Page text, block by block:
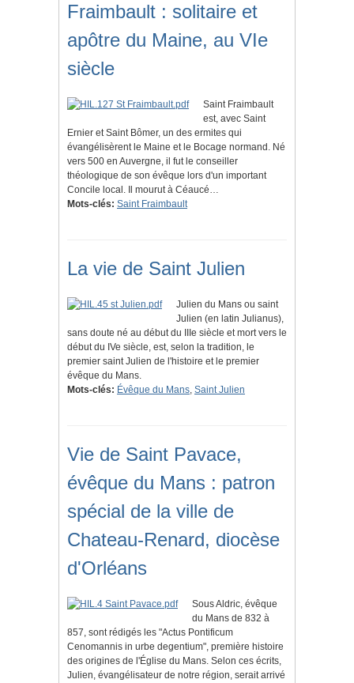
Fraimbault : solitaire et
apôtre du Maine, au VIe
siècle
Saint Fraimbault
est, avec Saint
Ernier et Saint Bômer, un des ermites qui
évangélisèrent le Maine et le Bocage normand. Né
vers 500 en Auvergne, il fut le conseiller
théologique de son évêque lors d'un important
Concile local. Il mourut à Céaucé…
Mots-clés: Saint Fraimbault
La vie de Saint Julien
Julien du Mans ou saint
Julien (en latin Julianus),
sans doute né au début du IIIe siècle et mort vers le
début du IVe siècle, est, selon la tradition, le
premier saint Julien de l'histoire et le premier
évêque du Mans.
Mots-clés: Évêque du Mans, Saint Julien
Vie de Saint Pavace,
évêque du Mans : patron
spécial de la ville de
Chateau-Renard, diocèse
d'Orléans
Sous Aldric, évêque
du Mans de 832 à
857, sont rédigés les "Actus Pontificum
Cenomannis in urbe degentium", première histoire
des origines de l'Église du Mans. Selon ces écrits,
Julien, évangélisateur de notre région, serait arrivé